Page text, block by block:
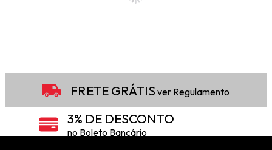
FRETE GRÁTIS ver Regulamento
3% DE DESCONTO
no Boleto Bancário